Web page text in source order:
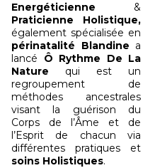
Energéticienne &
Praticienne Holistique,
également spécialisée en
périnatalité
Blandine a
lancé Ô Rythme De La
Nature qui est un
regroupement de
méthodes ancestrales
visant la guérison du
Corps de l’Âme et de
l’Esprit de chacun via
différentes pratiques et
soins Holistiques.